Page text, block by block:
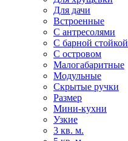
Для дачи
Встроенные
С антресолями
С барной стойкой
С островом
Малогабаритные
Модульные
Скрытые ручки
Размер
Мини-кухни
Узкие
3 кв. м.